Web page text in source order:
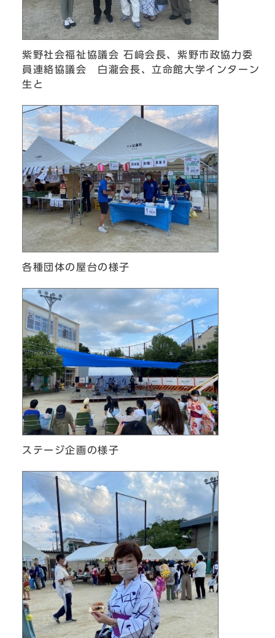
紫野社会福祉協議会 石﨑会長、紫野市政協力委
員連絡協議会 白瀧会長、立命館大学インターン
生と
各種団体の屋台の様子
ステージ企画の様子